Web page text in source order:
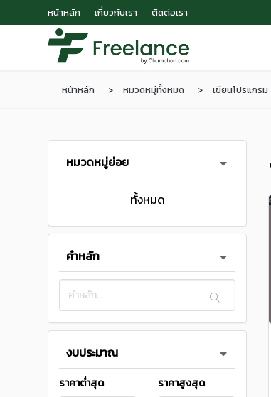
หน้าหลัก เกี่ยวกับเรา ติดต่อเรา
หน้าหลัก หมวดหมู่ทั้งหมด เขียนโปรแกรม
หมวดหมู่ย่อย
ทั้งหมด
คำหลัก
งบประมาณ
ราคาต่ำสุด ราคาสูงสุด